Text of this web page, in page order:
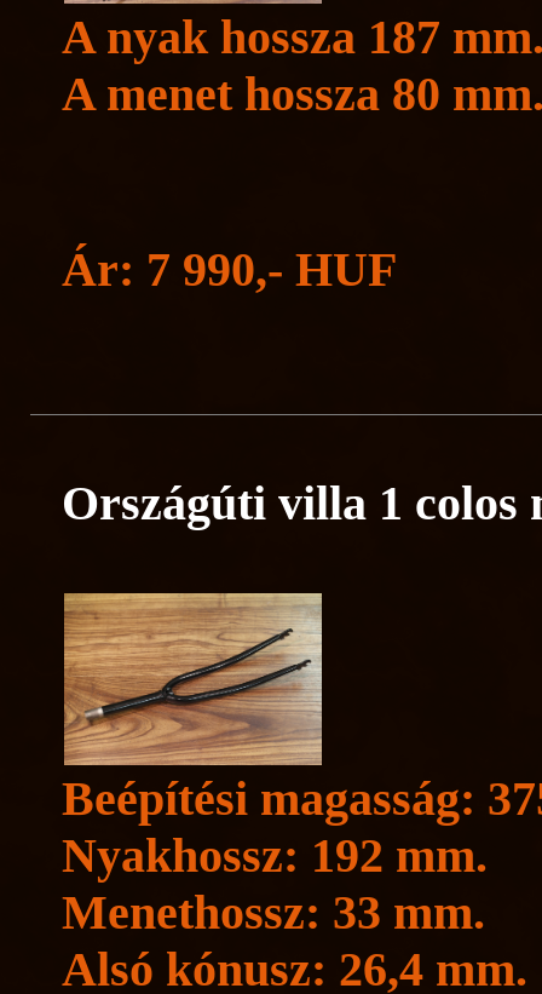
A nyak hossza 187
A menet hossza 80
Ár: 7 990,- HUF
Országúti villa 1 colos
Beépítési magasság:
Nyakhossz: 192 mm.
Menethossz: 33 mm.
Alsó kónusz: 26,4 mm.